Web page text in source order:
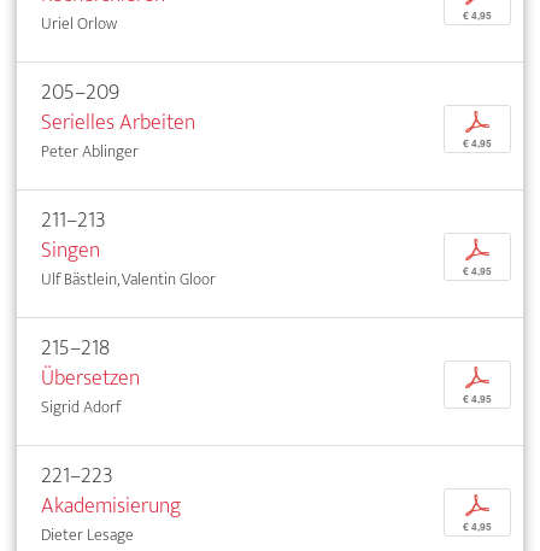
Uriel Orlow € 4,95
205–209
Serielles Arbeiten
Peter Ablinger
p
€ 4,95
211–213
Singen
Ulf Bästlein, Valentin Gloor
p
€ 4,95
215–218
Übersetzen
Sigrid Adorf
p
€ 4,95
221–223
Akademisierung
Dieter Lesage
p
€ 4,95